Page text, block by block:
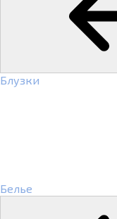
Блузки
Белье